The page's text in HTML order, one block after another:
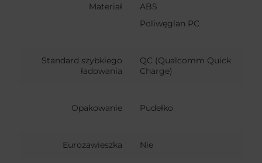
Materiał
ABS
Poliwęglan PC
Standard szybkiego
ładowania
QC (Qualcomm Quick
Charge)
Opakowanie Pudełko
Eurozawieszka Nie